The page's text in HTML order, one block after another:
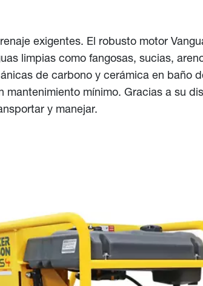
exigentes. El robusto motor
limpias como fangosas, sucias,
de carbono y cerámica en baño
mínimo. Gracias a su
y manejar.